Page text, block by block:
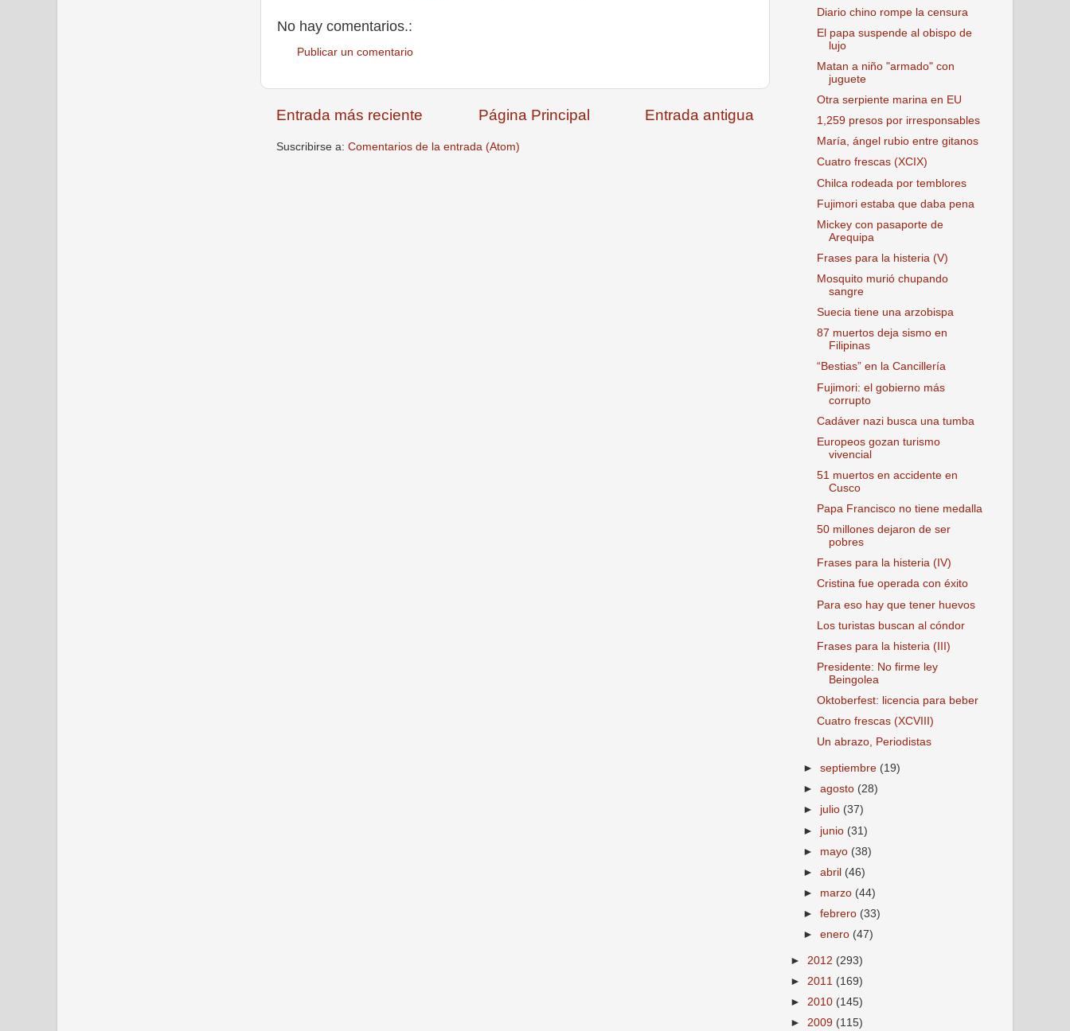
No hay comentarios.:
Publicar un comentario
Entrada más reciente Entrada antigua
Página Principal
Suscribirse a: Comentarios de la entrada (Atom)
Diario chino rompe la censura
El papa suspende al obispo de
lujo
Matan a niño "armado" con
juguete
Otra serpiente marina en EU
1,259 presos por irresponsables
María, ángel rubio entre gitanos
Cuatro frescas (XCIX)
Chilca rodeada por temblores
Fujimori estaba que daba pena
Mickey con pasaporte de
Arequipa
Frases para la histeria (V)
Mosquito murió chupando
sangre
Suecia tiene una arzobispa
87 muertos deja sismo en
Filipinas
“Bestias” en la Cancillería
Fujimori: el gobierno más
corrupto
Cadáver nazi busca una tumba
Europeos gozan turismo
vivencial
51 muertos en accidente en
Cusco
Papa Francisco no tiene medalla
50 millones dejaron de ser
pobres
Frases para la histeria (IV)
Cristina fue operada con éxito
Para eso hay que tener huevos
Los turistas buscan al cóndor
Frases para la histeria (III)
Presidente: No firme ley
Beingolea
Oktoberfest: licencia para beber
Cuatro frescas (XCVIII)
Un abrazo, Periodistas
►septiembre (19)
►agosto (28)
► julio (37)
► junio (31)
► mayo (38)
►abril (46)
► marzo (44)
►febrero (33)
►enero (47)
► 2012 (293)
► 2011 (169)
► 2010 (145)
► 2009 (115)